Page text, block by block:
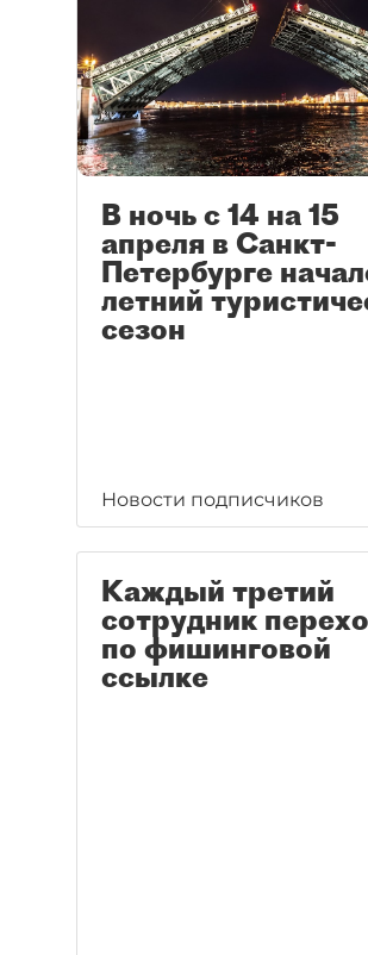
В ночь с 14 на 15
апреля в Санкт-
Петербурге
летний
сезон
Новости подписчиков
Каждый третий
сотрудник
по фишинговой
ссылке